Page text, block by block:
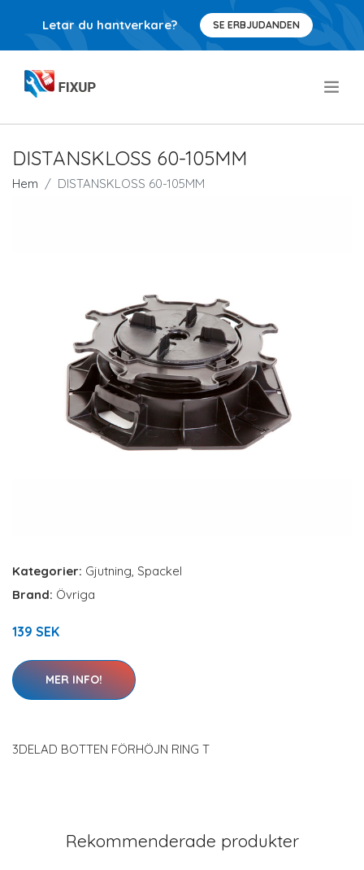
Letar du hantverkare? SE ERBJUDANDEN
DISTANSKLOSS 60-105MM
Hem DISTANSKLOSS 60-105MM
Kategorier: Gjutning, Spackel
Brand: Övriga
139 SEK
MER INFO!
3DELAD BOTTEN FÖRHÖJN RING T
Rekommenderade produkter